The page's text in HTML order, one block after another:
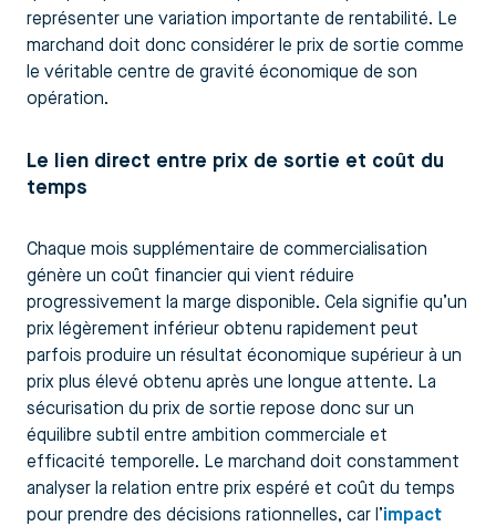
représenter une variation importante de rentabilité. Le
marchand doit donc considérer le prix de sortie comme
le véritable centre de gravité économique de son
opération.
Le lien direct entre prix de sortie et coût du
temps
Chaque mois supplémentaire de commercialisation
génère un coût financier qui vient réduire
progressivement la marge disponible. Cela signifie qu’un
prix légèrement inférieur obtenu rapidement peut
parfois produire un résultat économique supérieur à un
prix plus élevé obtenu après une longue attente. La
sécurisation du prix de sortie repose donc sur un
équilibre subtil entre ambition commerciale et
efficacité temporelle. Le marchand doit constamment
analyser la relation entre prix espéré et coût du temps
pour prendre des décisions rationnelles, car l’impact